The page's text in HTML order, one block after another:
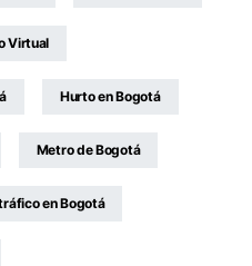
Virtual
Hurto en Bogotá
Metro de Bogotá
en Bogotá